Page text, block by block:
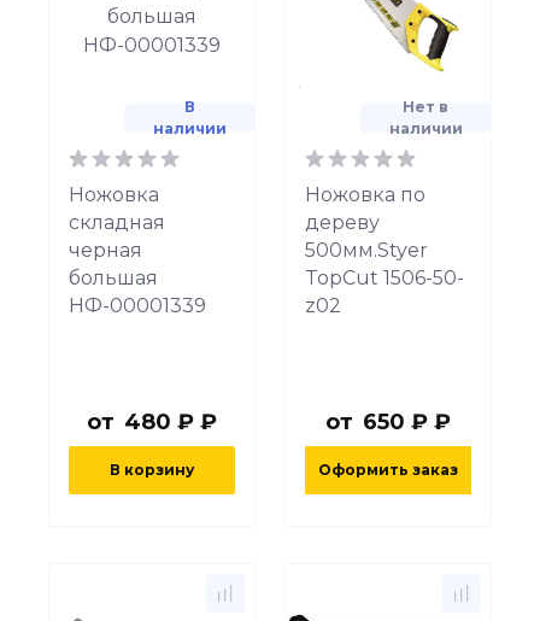
В
наличии
Ножовка
складная
черная
большая
НФ-00001339
от 480 ₽ ₽
В корзину
Нет в
наличии
Ножовка по
дереву
500мм.Styer
TopCut 1506-50-
z02
от 650 ₽ ₽
Оформить заказ